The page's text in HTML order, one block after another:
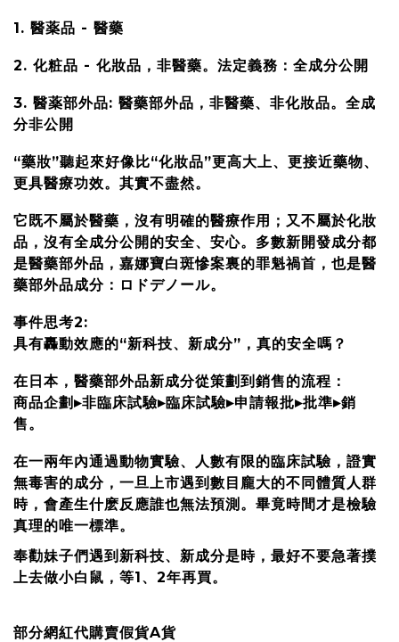
1. 醫薬品 - 醫藥
2. 化粧品 - 化妝品，非醫藥。法定義務：全成分公開
3. 醫薬部外品: 醫藥部外品，非醫藥、非化妝品。全成
分非公開
“藥妝”聽起來好像比“化妝品”更高大上、更接近藥物、
更具醫療功效。其實不盡然。
它既不屬於醫藥，沒有明確的醫療作用；又不屬於化妝
品，沒有全成分公開的安全、安心。多數新開發成分都
是醫藥部外品，嘉娜寶白斑慘案裏的罪魁禍首，也是醫
藥部外品成分：ロドデノール。
事件思考2:
具有轟動效應的“新科技、新成分”，真的安全嗎？
在日本，醫藥部外品新成分從策劃到銷售的流程：
商品企劃▸非臨床試驗▸臨床試驗▸申請報批▸批準▸銷
售。
在一兩年內通過動物實驗、人數有限的臨床試驗，證實
無毒害的成分，一旦上市遇到數目龐大的不同體質人群
時，會產生什麽反應誰也無法預測。畢竟時間才是檢驗
真理的唯一標準。
奉勸妹子們遇到新科技、新成分是時，最好不要急著撲
上去做小白鼠，等1、2年再買。
部分網紅代購賣假貨A貨